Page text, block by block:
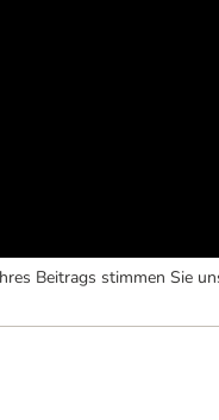
Beitrags stimmen Sie